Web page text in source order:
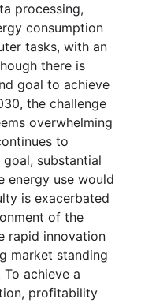
processing,
consumption
tasks, with an
there is
goal to achieve
the challenge
overwhelming
to
goal, substantial
energy use would
is exacerbated
of the
rapid innovation
market standing
To achieve a
profitability